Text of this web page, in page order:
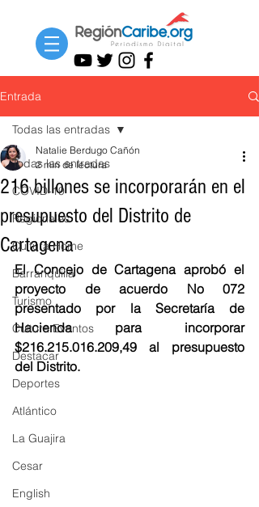
Entrada
Todas las entradas
COVID-19
Regionales
Cultura Home
Barranquilla
Turismo
Cultura Eventos
Destacar
Deportes
Atlántico
La Guajira
Cesar
English
Todas las entradas
216 billones se incorporarán en el
presupuesto del Distrito de
Cartagena
Natalie Berdugo Cañón
2 min de lectura
El Concejo de Cartagena aprobó el
proyecto de acuerdo No 072
presentado por la Secretaría de
Hacienda para incorporar
$216.215.016.209,49 al presupuesto
del Distrito.